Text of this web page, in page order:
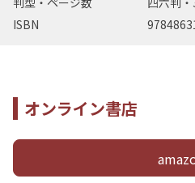
ISBN
オンライン書店